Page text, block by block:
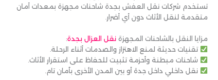
تستخدم شركات نقل العفش بجدة شاحنات مجهزة بمعدات أمان
متقدمة لنقل الأثاث دون أي أضرار.
مزايا النقل بالشاحنات المجهزةنقل العزال بجدة:
تقنيات حديثة لمنع الاهتزاز والصدمات أثناء الرحلة.
شاحنات مبطنة وأحزمة تثبيت للحفاظ على استقرار الأثاث.
نقل داخلي داخل جدة أو بين المدن الأخرى بأمان تام.